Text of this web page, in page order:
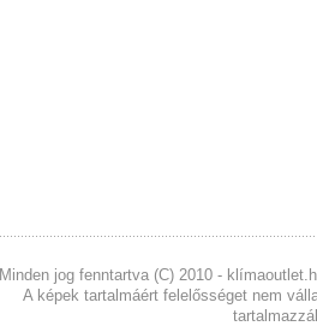
Minden jog fenntartva (C) 2010 -
A képek tartalmáért felelősséget nem